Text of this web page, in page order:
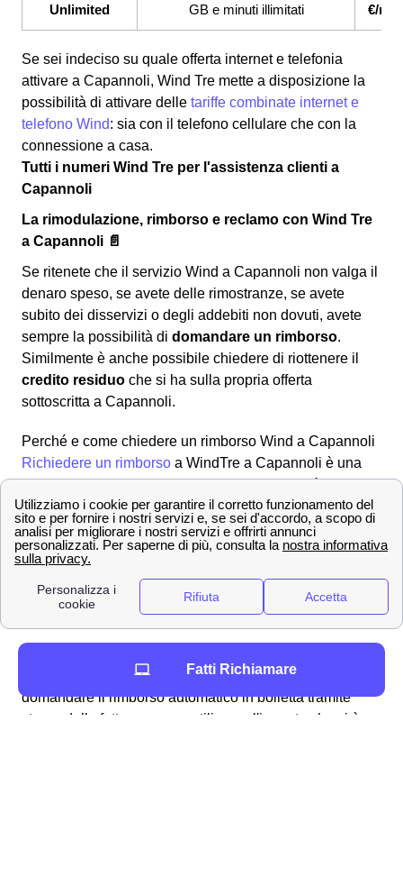
Unlimited
GB e minuti illimitati
€/
Se sei indeciso su quale offerta internet e telefonia
attivare a Capannoli, Wind Tre mette a disposizione la
possibilità di attivare delle tariffe combinate internet e
telefono Wind: sia con il telefono cellulare che con la
connessione a casa.
Tutti i numeri Wind Tre per l'assistenza clienti a
Capannoli
La rimodulazione, rimborso e reclamo con Wind Tre
a Capannoli 📄
Se ritenete che il servizio Wind a Capannoli non valga il
denaro speso, se avete delle rimostranze, se avete
subito dei disservizi o degli addebiti non dovuti, avete
sempre la possibilità di domandare un rimborso.
Similmente è anche possibile chiedere di riottenere il
credito residuo che si ha sulla propria offerta
sottoscritta a Capannoli.
Perché e come chiedere un rimborso Wind a Capannoli
Richiedere un rimborso a WindTre a Capannoli è una
procedura alquanto semplice e lineare che può essere
svolta per molteplici ragioni, ad esempio:
fatturazioni errate
addebito ogni 28 giorni
problemi con la business SIM windtre a
Capannoli
richiesta del credito residuo
a Capannoli vi sono molteplici modalità: si può
domandare il rimborso automatico in bolletta tramite
storno della fattura oppure utilizzare l'importo che vi è
Fatti Richiamare